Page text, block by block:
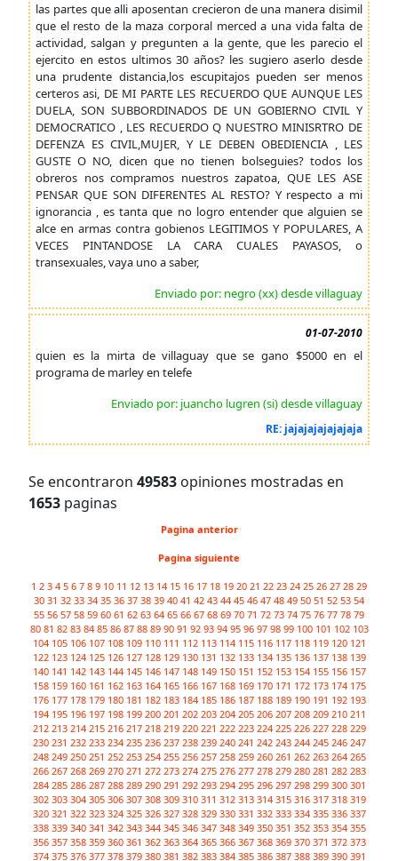
las partes que alli aposentan crecieron de una manera disimil
que el resto de la maza corporal merced a una vida falta de
actividad, salgan y pregunten a la gente, que les parecio el
ejercito en estos ultimos 30 años? les sugiero aserlo desde
una prudente distancia,los escupitajos pueden ser menos
certeros asi, DE MI PARTE LES RECUERDO QUE AUNQUE LES
DUELA, SON SUBBORDINADOS DE UN GOBIERNO CIVIL Y
DEMOCRATICO , LES RECUERDO Q NUESTRO MINISRTRO DE
DEFENZA ES CIVIL,MUJER, Y LE DEBEN OBEDIENCIA , LES
GUSTE O NO, dicen que no tienen bolseguies? todos los
obreros nos compramos nuestros zapatoa, QUE LES ASE
PENSAR QUE SON DIFERENTES AL RESTO? Y respecto a mi
ignorancia , es tanta que no logro entender que alguien se
alce en armas contra gobienos LEGITIMOS Y POPULARES, A
VECES PINTANDOSE LA CARA CUALES PAYASOS, o
transexuales, vaya uno a saber,
Enviado por: negro (xx) desde villaguay
01-07-2010
quien es la mirta de villaguay que se gano $5000 en el
programa de marley en telefe
Enviado por: juancho lugren (si) desde villaguay
RE: jajajajajajajaja
Se encontraron 49583 opiniones mostradas en
1653 paginas
Pagina anterior
Pagina siguiente
1 2 3 4 5 6 7 8 9 10 11 12 13 14 15 16 17 18 19 20 21 22 23 24 25 26 27 28 29
30 31 32 33 34 35 36 37 38 39 40 41 42 43 44 45 46 47 48 49 50 51 52 53 54
55 56 57 58 59 60 61 62 63 64 65 66 67 68 69 70 71 72 73 74 75 76 77 78 79
80 81 82 83 84 85 86 87 88 89 90 91 92 93 94 95 96 97 98 99 100 101 102 103
104 105 106 107 108 109 110 111 112 113 114 115 116 117 118 119 120 121
122 123 124 125 126 127 128 129 130 131 132 133 134 135 136 137 138 139
140 141 142 143 144 145 146 147 148 149 150 151 152 153 154 155 156 157
158 159 160 161 162 163 164 165 166 167 168 169 170 171 172 173 174 175
176 177 178 179 180 181 182 183 184 185 186 187 188 189 190 191 192 193
194 195 196 197 198 199 200 201 202 203 204 205 206 207 208 209 210 211
212 213 214 215 216 217 218 219 220 221 222 223 224 225 226 227 228 229
230 231 232 233 234 235 236 237 238 239 240 241 242 243 244 245 246 247
248 249 250 251 252 253 254 255 256 257 258 259 260 261 262 263 264 265
266 267 268 269 270 271 272 273 274 275 276 277 278 279 280 281 282 283
284 285 286 287 288 289 290 291 292 293 294 295 296 297 298 299 300 301
302 303 304 305 306 307 308 309 310 311 312 313 314 315 316 317 318 319
320 321 322 323 324 325 326 327 328 329 330 331 332 333 334 335 336 337
338 339 340 341 342 343 344 345 346 347 348 349 350 351 352 353 354 355
356 357 358 359 360 361 362 363 364 365 366 367 368 369 370 371 372 373
374 375 376 377 378 379 380 381 382 383 384 385 386 387 388 389 390 391